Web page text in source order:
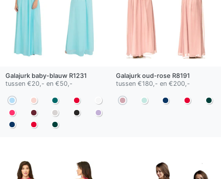
Galajurk baby-blauw R1231
tussen €20,- en €50,-
Galajurk oud-rose R8191
tussen €180,- en €200,-